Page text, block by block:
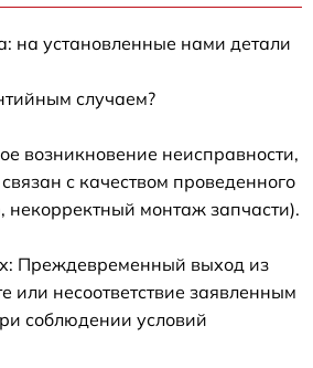
на установленные нами детали
случаем?
возникновение неисправности,
с качеством проведенного
некорректный монтаж запчасти).
Преждевременный выход из
или несоответствие заявленным
соблюдении условий